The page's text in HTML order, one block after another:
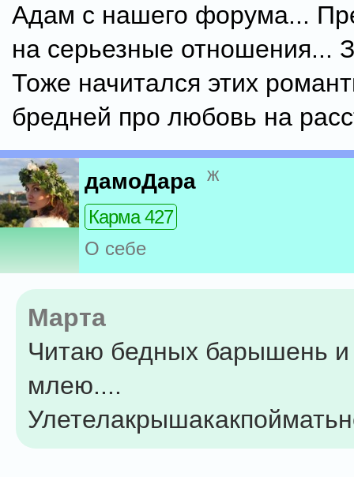
Адам с нашего форума...
на серьезные отношения...
Тоже начитался этих
бредней про любовь на
дамоДара ж
Карма 427
О себе
Марта
Читаю бедных барышень и
млею....